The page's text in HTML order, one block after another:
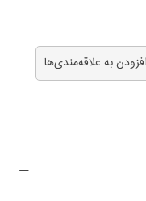
افزودن به علاقه‌مندی‌ها